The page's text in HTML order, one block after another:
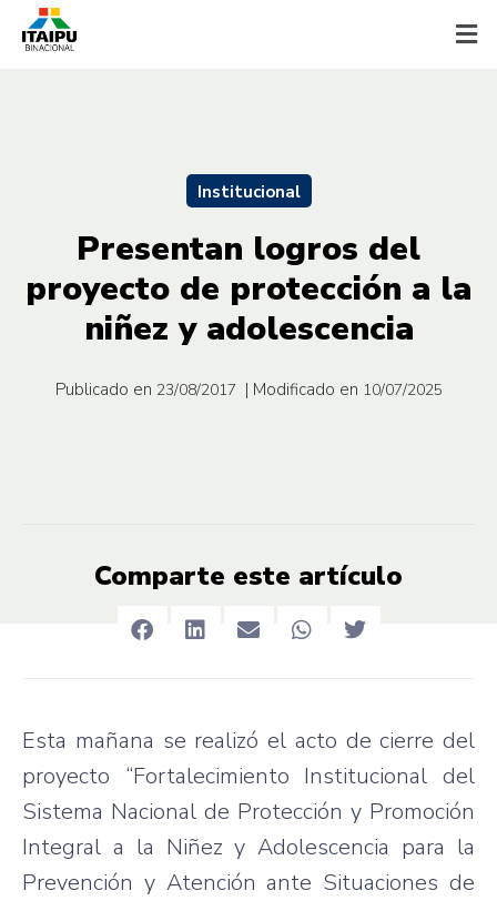
Institucional
Presentan logros del
proyecto de protección a la
niñez y adolescencia
Publicado en 23/08/2017 | Modificado en 10/07/2025
Comparte este artículo
Esta mañana se realizó el acto de cierre del
proyecto “Fortalecimiento Institucional del
Sistema Nacional de Protección y Promoción
Integral a la Niñez y Adolescencia para la
Prevención y Atención ante Situaciones de